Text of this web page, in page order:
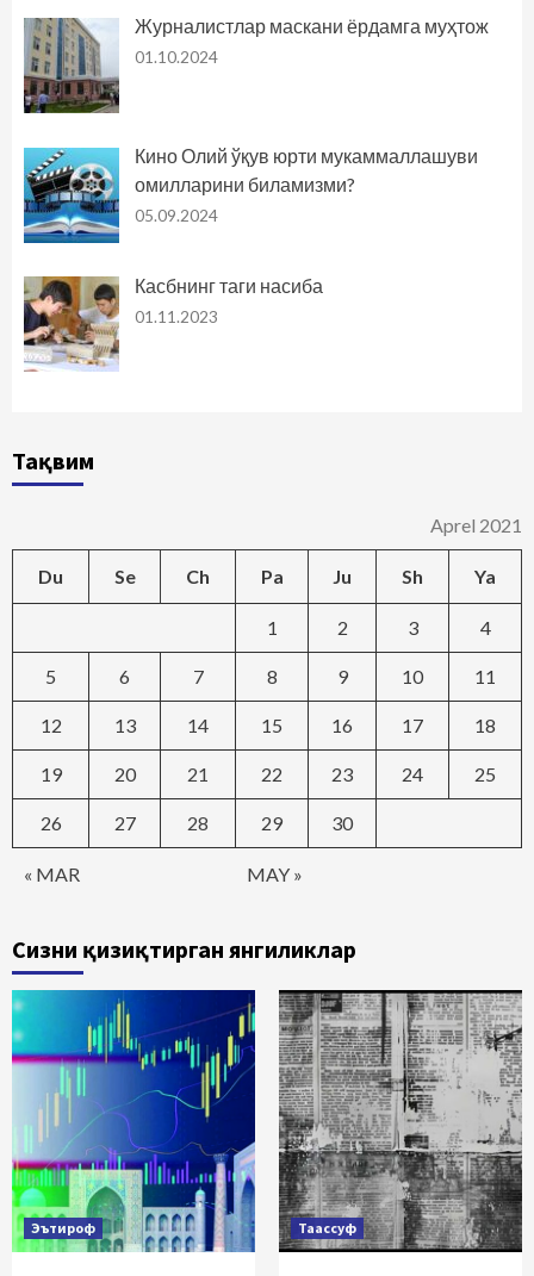
Журналистлар маскани ёрдамга муҳтож
01.10.2024
Кино Олий ўқув юрти мукаммаллашуви
омилларини биламизми?
05.09.2024
Касбнинг таги насиба
01.11.2023
Тақвим
Aprel 2021
Du Se Ch Pa Ju Sh Ya
« MAR MAY »
1 2 3 4
5 6 7 8 9 10 11
12 13 14 15 16 17 18
19 20 21 22 23 24 25
26 27 28 29 30
Сизни қизиқтирган янгиликлар
Эътироф Таассуф